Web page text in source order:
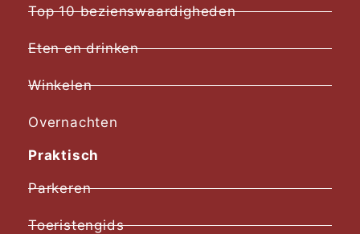
Top 10 bezienswaardigheden
Eten en drinken
Winkelen
Overnachten
Praktisch
Parkeren
Toeristengids